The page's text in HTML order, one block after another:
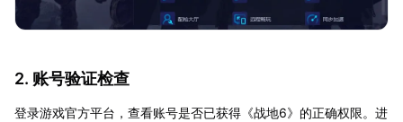
2. 账号验证检查
登录游戏官方平台，查看账号是否已获得《战地6》的正确权限。进